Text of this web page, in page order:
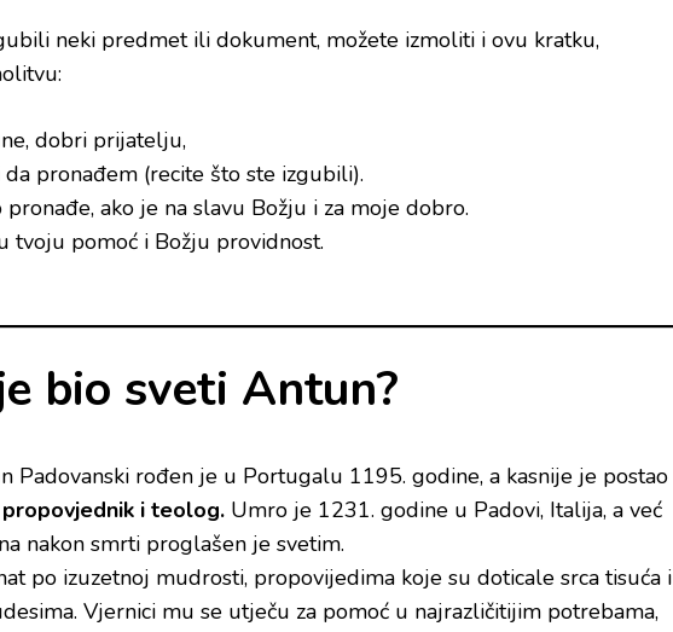
neki predmet ili dokument, možete izmoliti i ovu kratku,
dobri prijatelju,
pronađem (recite što ste izgubili).
pronađe, ako je na slavu Božju i za moje dobro.
tvoju pomoć i Božju providnost.
bio sveti Antun?
Padovanski rođen je u Portugalu 1195. godine, a kasnije je postao
i teolog. Umro je 1231. godine u Padovi, Italija, a već
nakon smrti proglašen je svetim.
po izuzetnoj mudrosti, propovijedima koje su doticale srca tisuća i
Vjernici mu se utječu za pomoć u najrazličitijim potrebama,